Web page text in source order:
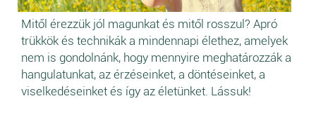
Mitől érezzük jól magunkat és mitől rosszul? Apró
trükkök és technikák a mindennapi élethez, amelyek
nem is gondolnánk, hogy mennyire meghatározzák a
hangulatunkat, az érzéseinket, a döntéseinket, a
viselkedéseinket és így az életünket. Lássuk!